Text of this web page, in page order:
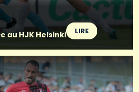
au HJK Helsinki
LIRE